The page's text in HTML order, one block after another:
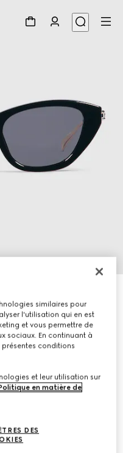
chat
similaires pour
l'utilisation qui en est
et vous permettre de
sociaux. En continuant à
présentes conditions
et leur utilisation sur
en matière de
DES